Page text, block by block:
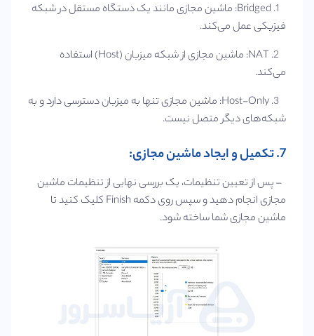
1. Bridged: ماشین مجازی مانند یک دستگاه مستقل در شبکه
فیزیکی عمل می‌کند.
2. NAT: ماشین مجازی از شبکه میزبان (Host) استفاده
می‌کند.
3. Host-Only: ماشین مجازی تنها به میزبان دسترسی دارد و به
شبکه‌های دیگر متصل نیست.
7. تکمیل و ایجاد ماشین مجازی:
– پس از تعیین تنظیمات، یک بررسی نهایی از تنظیمات ماشین
مجازی انجام دهید و سپس روی دکمه Finish کلیک کنید تا
ماشین مجازی شما ساخته شود.